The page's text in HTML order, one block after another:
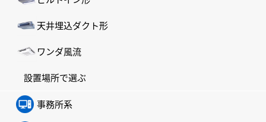
天井埋込ダクト形
ワンダ風流
設置場所で選ぶ
事務所系